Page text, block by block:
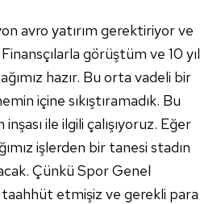
avro yatırım gerektiriyor ve
görüştüm ve 10 yıl
hazır. Bu orta vadeli bir
içine sıkıştıramadık. Bu
ile ilgili çalışıyoruz. Eğer
işlerden bir tanesi stadın
Çünkü Spor Genel
etmişiz ve gerekli para